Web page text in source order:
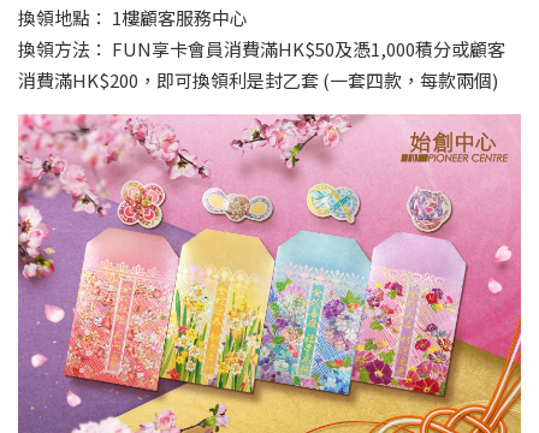
換領地點： 1樓顧客服務中心
換領方法： FUN享卡會員消費滿HK$50及憑1,000積分或顧客
消費滿HK$200，即可換領利是封乙套 (一套四款，每款兩個)